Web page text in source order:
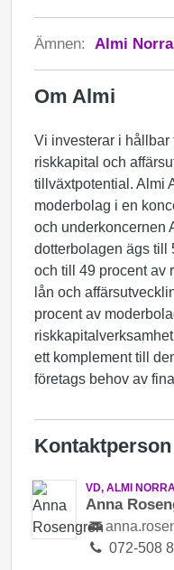
Ämnen: Almi
Om Almi
Vi investerar i hållbar
riskkapital och
tillväxtpotential. Almi
moderbolag i en
och underkoncernen
dotterbolagen ägs till
och till 49 procent av
lån och
procent av
ett komplement till
företags behov av
Kontaktperson
VD, ALMI
Anna
072-508